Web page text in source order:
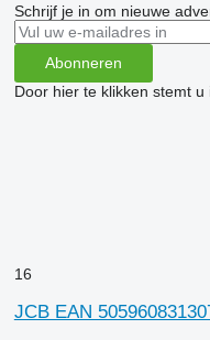
Schrijf je in om nieuwe
Abonneren
Door hier te klikken stemt u
16
JCB EAN